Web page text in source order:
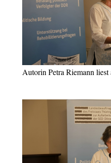
Autorin Petra Riemann